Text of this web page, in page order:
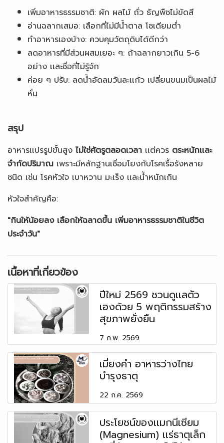
เพิ่มอาหารธรรมชาติ: ผัก ผลไม้ ถั่ว ธัญพืชไม่ขัดสี
อ่านฉลากเสมอ: เลือกที่ไม่มีน้ำตาล โซเดียมต่ำ
ทำอาหารเองบ้าง: ควบคุมวัตถุดิบได้ดีกว่า
ลดอาหารที่มีส่วนผสมเยอะ ๆ: ถ้าฉลากยาวเกิน 5-6
อย่าง เเละชื่อที่ไม่รู้จัก
ค่อย ๆ ปรับ: ลดน้ำอัดลมวันละเเก้ว เปลี่ยนขนมเป็นผลไม้
หั่น
สรุป
อาหารเเปรรูปขั้นสูง ไม่ใช่ศัตรูตลอดเวลา เเต่ควร ตระหนักเเละ
จำกัดปริมาณ เพราะมีหลักฐานเชื่อมโยงกับโรคเรื้อรังหลาย
ชนิด เช่น โรคหัวใจ เบาหวาน มะเร็ง เเละน้ำหนักเกิน
หัวใจสำคัญคือ:
"กินให้น้อยลง เลือกให้ฉลาดขึ้น เพิ่มอาหารธรรมชาติในชีวิต
ประจำวัน"
เนื้อหาที่เกี่ยวข้อง
ปีใหม่ 2569 ชวนดูเเลตัว
เองด้วย 5 พฤติกรรมสร้าง
สุขภาพยั่งยืน
7 ก.พ. 2569
เมี่ยงคำ อาหารว่างไทย
บำรุงธาตุ
22 ก.ค. 2569
ประโยชน์ของเเมกนีเซียม
(Magnesium) เเร่ธาตุเล็ก